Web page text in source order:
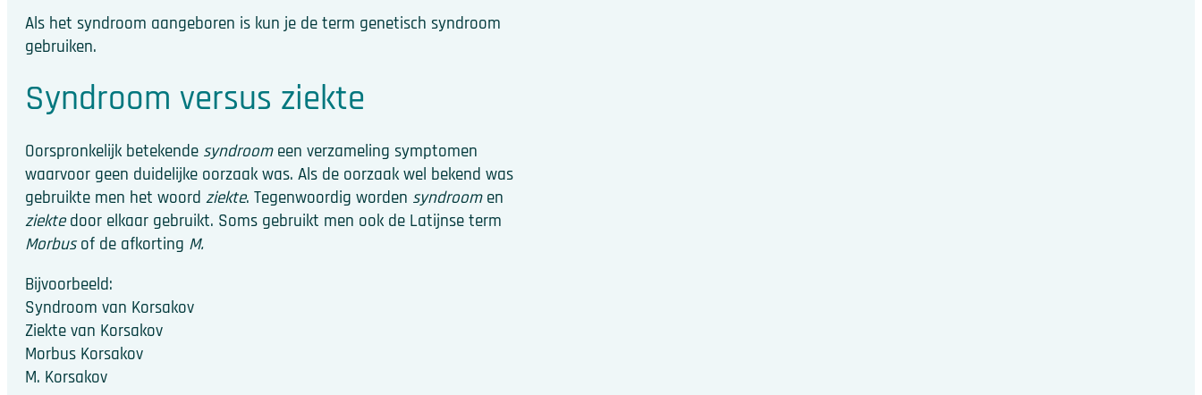
Als het syndroom aangeboren is kun je de term genetisch syndroom
gebruiken.
Syndroom versus ziekte
Oorspronkelijk betekende syndroom een verzameling symptomen
waarvoor geen duidelijke oorzaak was. Als de oorzaak wel bekend was
gebruikte men het woord ziekte. Tegenwoordig worden syndroomen
ziektedoor elkaar gebruikt. Soms gebruikt men ook de Latijnse term
Morbusof de afkorting M.
Bijvoorbeeld:
Syndroom van Korsakov
Ziekte van Korsakov
Morbus Korsakov
M. Korsakov